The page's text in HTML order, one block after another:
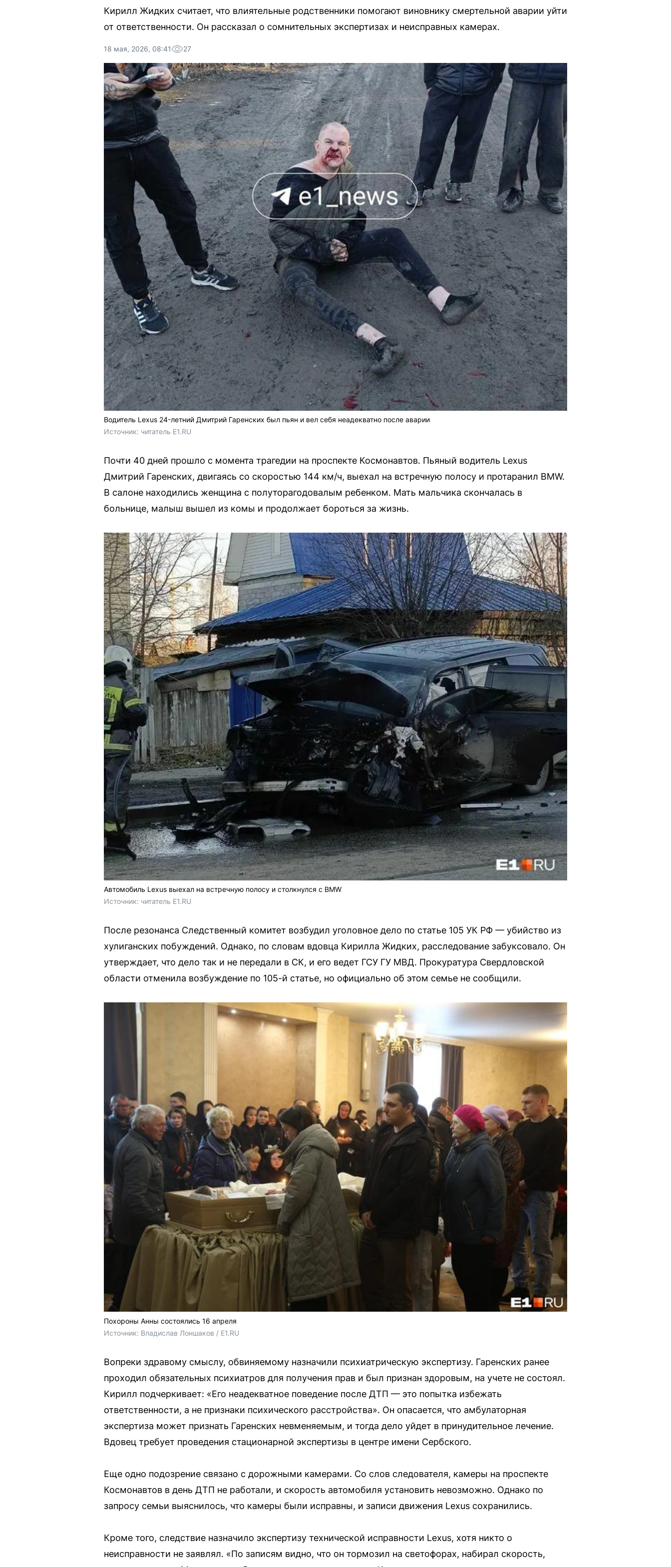
Кирилл Жидких считает, что влиятельные родственники помогают виновнику смертельной аварии уйти
от ответственности. Он рассказал о сомнительных экспертизах и неисправных камерах.
18 мая, 2026, 08:41 27
Водитель Lexus 24-летний Дмитрий Гаренских был пьян и вел себя неадекватно после аварии
Источник: читатель E1.RU
Почти 40 дней прошло с момента трагедии на проспекте Космонавтов. Пьяный водитель Lexus
Дмитрий Гаренских, двигаясь со скоростью 144 км/ч, выехал на встречную полосу и протаранил BMW.
В салоне находились женщина с полуторагодовалым ребенком. Мать мальчика скончалась в
больнице, малыш вышел из комы и продолжает бороться за жизнь.
Автомобиль Lexus выехал на встречную полосу и столкнулся с BMW
Источник: читатель E1.RU
После резонанса Следственный комитет возбудил уголовное дело по статье 105 УК РФ — убийство из
хулиганских побуждений. Однако, по словам вдовца Кирилла Жидких, расследование забуксовало. Он
утверждает, что дело так и не передали в СК, и его ведет ГСУ ГУ МВД. Прокуратура Свердловской
области отменила возбуждение по 105-й статье, но официально об этом семье не сообщили.
Похороны Анны состоялись 16 апреля
Источник: Владислав Лоншаков / E1.RU
Вопреки здравому смыслу, обвиняемому назначили психиатрическую экспертизу. Гаренских ранее
проходил обязательных психиатров для получения прав и был признан здоровым, на учете не состоял.
Кирилл подчеркивает: «Его неадекватное поведение после ДТП — это попытка избежать
ответственности, а не признаки психического расстройства». Он опасается, что амбулаторная
экспертиза может признать Гаренских невменяемым, и тогда дело уйдет в принудительное лечение.
Вдовец требует проведения стационарной экспертизы в центре имени Сербского.
Еще одно подозрение связано с дорожными камерами. Со слов следователя, камеры на проспекте
Космонавтов в день ДТП не работали, и скорость автомобиля установить невозможно. Однако по
запросу семьи выяснилось, что камеры были исправны, и записи движения Lexus сохранились.
Кроме того, следствие назначило экспертизу технической исправности Lexus, хотя никто о
неисправности не заявлял. «По записям видно, что он тормозил на светофорах, набирал скорость,